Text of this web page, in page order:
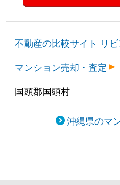
不動産の比較サイト リ
マンション売却・査定
国頭郡国頭村
沖縄県のマ